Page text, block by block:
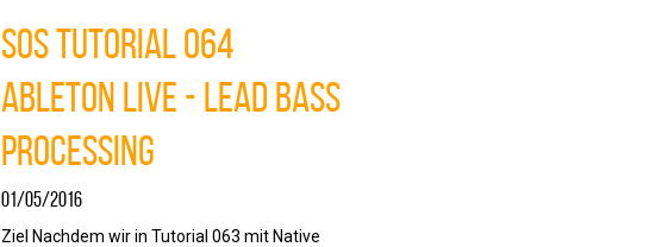
SOS Tutorial 064
Ableton Live - Lead Bass
Processing
01/05/2016
Ziel Nachdem wir in Tutorial 063 mit Native